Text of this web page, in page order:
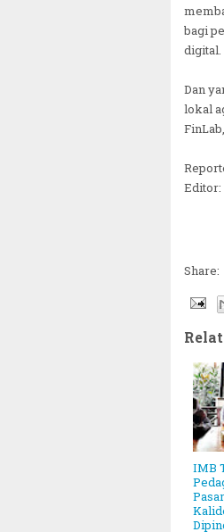
bagi
digital.
Dan
lokal
Share:
IMB
Pasar